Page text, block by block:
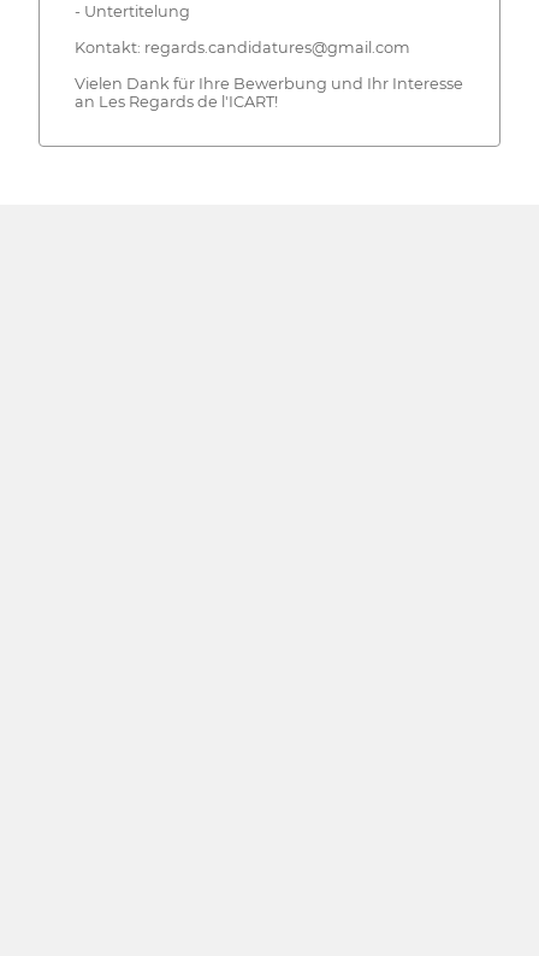
- Untertitelung
Kontakt: regards.candidatures@gmail.com
Vielen Dank für Ihre Bewerbung und Ihr Interesse
an Les Regards de l'ICART!